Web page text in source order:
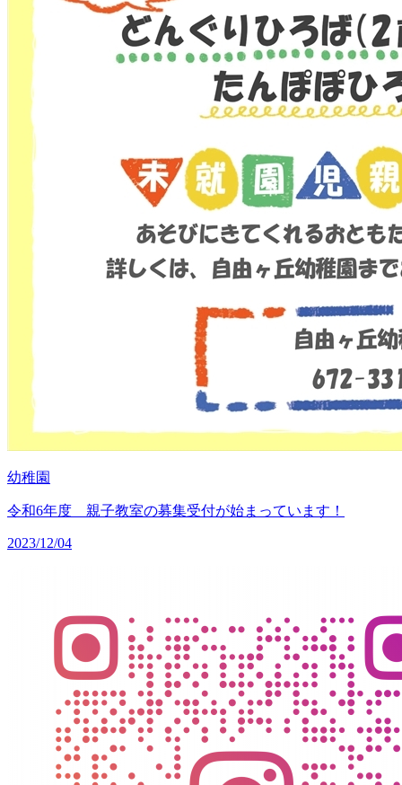
幼稚園
令和6年度 親子教室の募集受付が始まっています！
2023/12/04